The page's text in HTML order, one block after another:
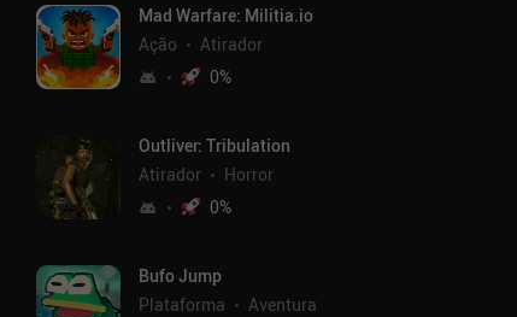
Mad Warfare: Militia.io
Ação
Atirador
0%
Outliver: Tribulation
Atirador
Horror
0%
Bufo Jump
Plataforma
Aventura